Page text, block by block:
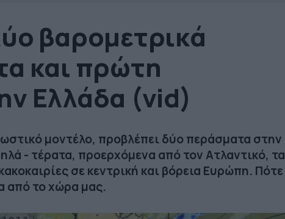
βαρομετρικά
και πρώτη
Ελλάδα (vid)
μοντέλο, προβλέπει δύο περάσματα στην
- τέρατα, προερχόμενα από τον Ατλαντικό, τα
σε κεντρική και βόρεια Ευρώπη. Πότε
από το χώρα μας.